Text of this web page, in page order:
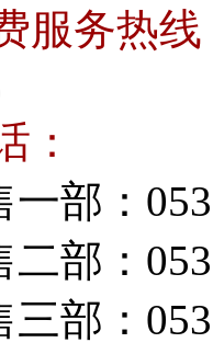
服务热线
：
0536-
0536-
0536-